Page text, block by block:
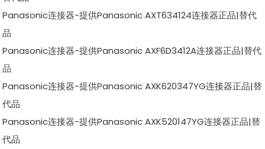
Panasonic连接器-提供Panasonic AXT634124连接器正品|替代
品
Panasonic连接器-提供Panasonic AXF6D3412A连接器正品|替代
品
Panasonic连接器-提供Panasonic AXK620347YG连接器正品|替
代品
Panasonic连接器-提供Panasonic AXK520147YG连接器正品|替
代品